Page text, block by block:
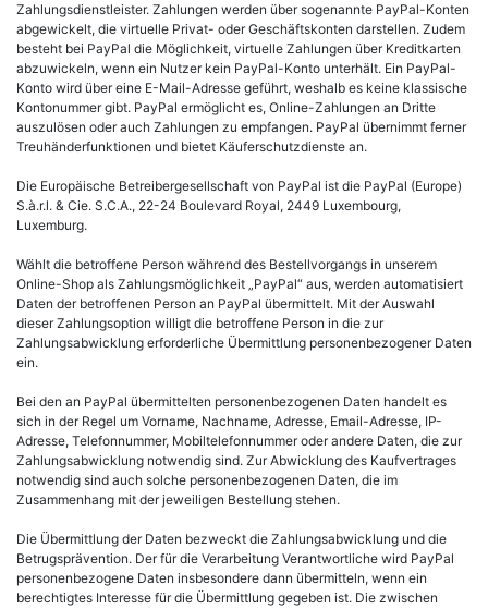
Zahlungsdienstleister. Zahlungen werden über sogenannte PayPal-Konten
abgewickelt, die virtuelle Privat- oder Geschäftskonten darstellen. Zudem
besteht bei PayPal die Möglichkeit, virtuelle Zahlungen über Kreditkarten
abzuwickeln, wenn ein Nutzer kein PayPal-Konto unterhält. Ein PayPal-
Konto wird über eine E-Mail-Adresse geführt, weshalb es keine klassische
Kontonummer gibt. PayPal ermöglicht es, Online-Zahlungen an Dritte
auszulösen oder auch Zahlungen zu empfangen. PayPal übernimmt ferner
Treuhänderfunktionen und bietet Käuferschutzdienste an.
Die Europäische Betreibergesellschaft von PayPal ist die PayPal (Europe)
S.à.r.l. & Cie. S.C.A., 22-24 Boulevard Royal, 2449 Luxembourg,
Luxemburg.
Wählt die betroffene Person während des Bestellvorgangs in unserem
Online-Shop als Zahlungsmöglichkeit „PayPal“ aus, werden automatisiert
Daten der betroffenen Person an PayPal übermittelt. Mit der Auswahl
dieser Zahlungsoption willigt die betroffene Person in die zur
Zahlungsabwicklung erforderliche Übermittlung personenbezogener Daten
ein.
Bei den an PayPal übermittelten personenbezogenen Daten handelt es
sich in der Regel um Vorname, Nachname, Adresse, Email-Adresse, IP-
Adresse, Telefonnummer, Mobiltelefonnummer oder andere Daten, die zur
Zahlungsabwicklung notwendig sind. Zur Abwicklung des Kaufvertrages
notwendig sind auch solche personenbezogenen Daten, die im
Zusammenhang mit der jeweiligen Bestellung stehen.
Die Übermittlung der Daten bezweckt die Zahlungsabwicklung und die
Betrugsprävention. Der für die Verarbeitung Verantwortliche wird PayPal
personenbezogene Daten insbesondere dann übermitteln, wenn ein
berechtigtes Interesse für die Übermittlung gegeben ist. Die zwischen